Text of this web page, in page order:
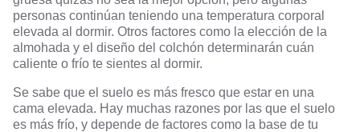
personas continúan teniendo una temperatura corporal
elevada al dormir. Otros factores como la elección de la
almohada y el diseño del colchón determinarán cuán
caliente o frío te sientes al dormir.
Se sabe que el suelo es más fresco que estar en una
cama elevada. Hay muchas razones por las que el suelo
es más frío, y depende de factores como la base de tu